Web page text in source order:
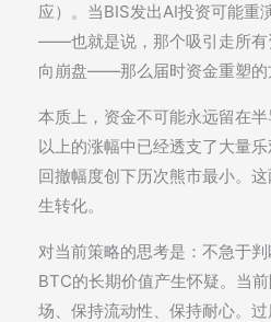
应）。当BIS发出AI投资可能重
——也就是说，那个吸引走所有
向崩盘——那么届时资金重塑的
本质上，资金不可能永远留在
以上的涨幅中已经透支了大量
回撤幅度创下历次熊市最小。
生转化。
对当前策略的思考是：不急于
BTC的长期价值产生怀疑。当
场、保持流动性、保持耐心。